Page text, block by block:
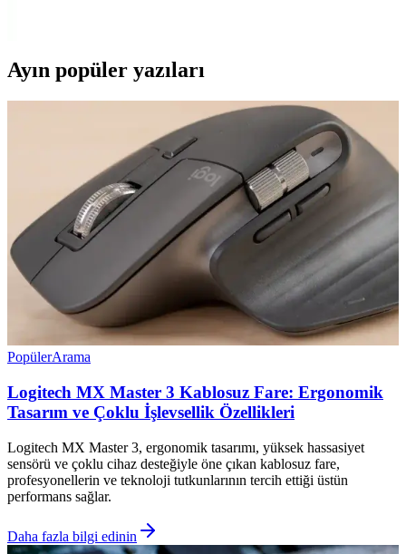
Ayın popüler yazıları
PopülerArama
Logitech MX Master 3 Kablosuz Fare: Ergonomik
Tasarım ve Çoklu İşlevsellik Özellikleri
Logitech MX Master 3, ergonomik tasarımı, yüksek hassasiyet
sensörü ve çoklu cihaz desteğiyle öne çıkan kablosuz fare,
profesyonellerin ve teknoloji tutkunlarının tercih ettiği üstün
performans sağlar.
Daha fazla bilgi edinin